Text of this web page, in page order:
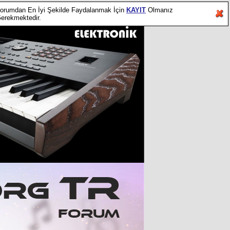
En İyi Şekilde Faydalanmak İçin KAYIT Olmanız